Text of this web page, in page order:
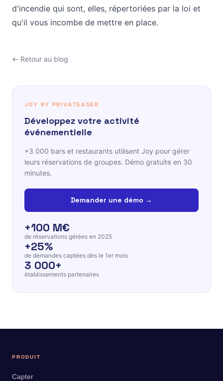
d'incendie qui sont, elles, répertoriées par la loi et
qu'il vous incombe de mettre en place.
← Retour au blog
JOY BY PRIVATEASER
Développez votre activité
événementielle
+3 000 bars et restaurants utilisent Joy pour gérer
leurs réservations de groupes. Démo gratuite en 30
minutes.
Demander une démo →
+100 M€
de réservations gérées en 2025
+25%
de demandes captées dès le 1er mois
3 000+
établissements partenaires
PRODUIT
Capter